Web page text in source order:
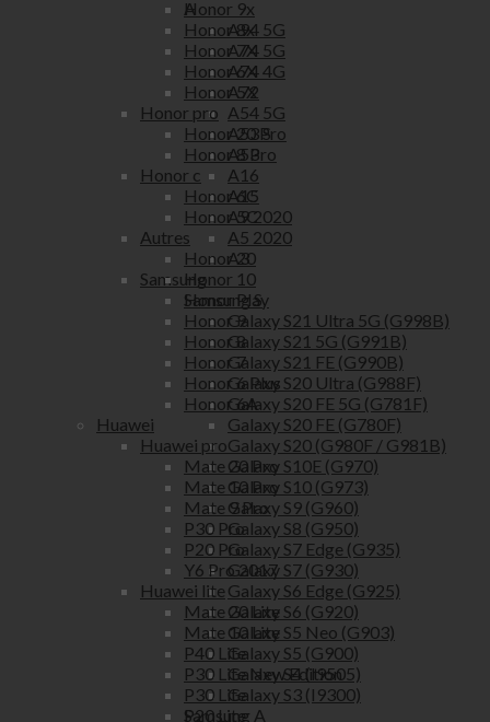
A
A94 5G
A74 5G
A74 4G
A72
A54 5G
A53 S
A53
A16
A15
A9 2020
A5 2020
A3
Samsung
Samsung S
Galaxy S21 Ultra 5G (G998B)
Galaxy S21 5G (G991B)
Galaxy S21 FE (G990B)
Galaxy S20 Ultra (G988F)
Galaxy S20 FE 5G (G781F)
Galaxy S20 FE (G780F)
Galaxy S20 (G980F / G981B)
Galaxy S10E (G970)
Galaxy S10 (G973)
Galaxy S9 (G960)
Galaxy S8 (G950)
Galaxy S7 Edge (G935)
Galaxy S7 (G930)
Galaxy S6 Edge (G925)
Galaxy S6 (G920)
Galaxy S5 Neo (G903)
Galaxy S5 (G900)
Galaxy S4 (I9505)
Galaxy S3 (I9300)
Samsung A
Honor 9x
Honor 8x
Honor 7X
Honor 6X
Honor 5X
Honor pro
Honor 20 Pro
Honor 8 Pro
Honor c
Honor 6C
Honor 5C
Autres
Honor 20
Honor 10
Honor Play
Honor 9
Honor 8
Honor 7
Honor 6 Plus
Honor 6A
Huawei
Huawei pro
Mate 20 Pro
Mate 10 Pro
Mate 9 Pro
P30 Pro
P20 Pro
Y6 Pro 2017
Huawei lite
Mate 20 Lite
Mate 10 Lite
P40 Lite
P30 Lite New Edition
P30 Lite
P20 Lite